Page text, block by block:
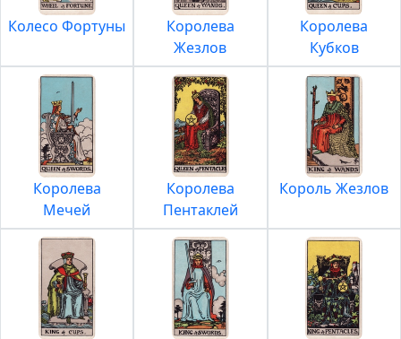
Колесо Фортуны
Королева
Жезлов
Королева
Кубков
Королева
Мечей
Королева
Пентаклей
Король Жезлов